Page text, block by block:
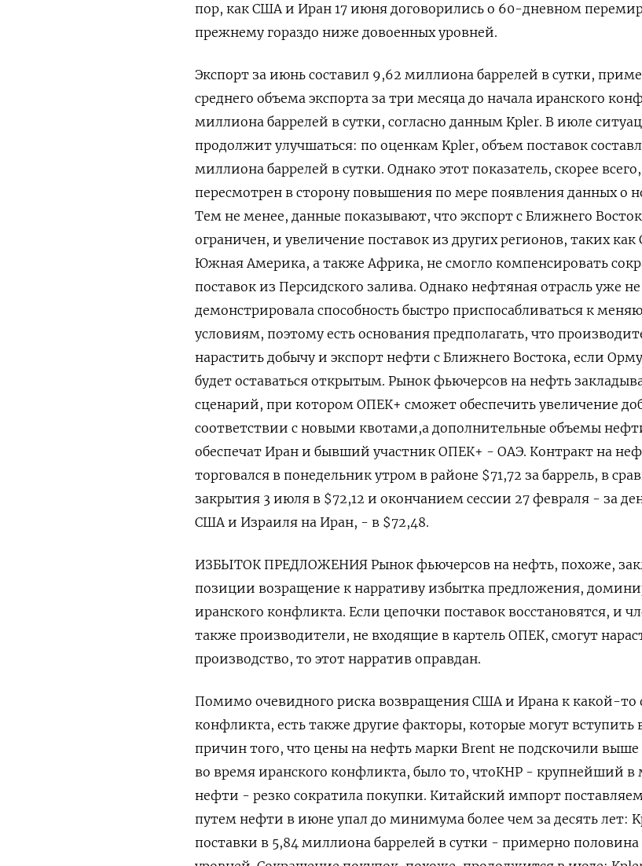
пор, как США и Иран 17 ‌июня договорились о 60-дневном
прежнему гораздо ниже довоенных уровней.
Экспорт за ‌июнь составил 9,62 миллиона баррелей в сутки,
среднего объема экспорта за три месяца до начала иранского
миллиона баррелей в сутки, согласно данным Kpler. В ​июле
продолжит улучшаться: по оценкам Kpler, объем поставок
миллиона баррелей в сутки. Однако этот показатель, скорее
пересмотрен в сторону повышения по ‌мере появления данных о
Тем не менее, данные показывают, что экспорт с Ближнего
ограничен, и увеличение поставок из других регионов, таких как
Южная Америка, а также Африка, не смогло компенсировать
поставок из Персидского залива. Однако нефтяная отрасль уже не
демонстрировала способность быстро приспосабливаться к
условиям, ‌поэтому есть основания предполагать, что
нарастить добычу и экспорт нефти с Ближнего Востока, если
будет оставаться открытым. Рынок фьючерсов на нефть
сценарий, при котором ОПЕК+ сможет обеспечить увеличение
соответствии с новыми квотами,а дополнительные объемы
обеспечат Иран и бывший ​участник ОПЕК+ - ОАЭ. Контракт на
торговался в понедельник утром в районе $71,72 за баррель, ‌в
закрытия 3 июля в $72,12 и окончанием сессии 27 февраля - за
США и Израиля на Иран, - в $72,48.
ИЗБЫТОК ПРЕДЛОЖЕНИЯ Рынок фьючерсов на ​нефть, похоже,
позиции возращение к нарративу избытка предложения,
иранского конфликта. Если цепочки поставок восстановятся, и
также производители, не входящие в картель ОПЕК, смогут
производство, то этот нарратив оправдан.
Помимо очевидного риска возвращения США и Ирана к какой-то
конфликта, есть также другие факторы, которые могут вступить
причин того, что цены на нефть марки Brent не подскочили выше
во время иранского конфликта, было то, чтоКНР - крупнейший
нефти - резко сократила покупки. Китайский импорт
путем нефти в июне упал до минимума более чем за десять лет:
поставки в 5,84 миллиона баррелей в сутки - примерно